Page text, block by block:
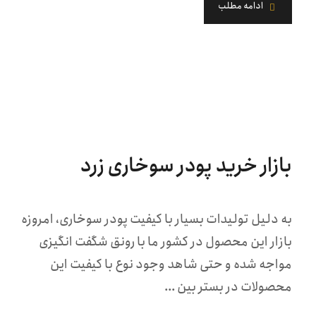
ادامه مطلب
بازار خرید پودر سوخاری زرد
به دلیل تولیدات بسیار با کیفیت پودر سوخاری، امروزه
بازار این محصول در کشور ما با رونق شگفت انگیزی
مواجه شده و حتی شاهد وجود نوع با کیفیت این
محصولات در بستر بین ...